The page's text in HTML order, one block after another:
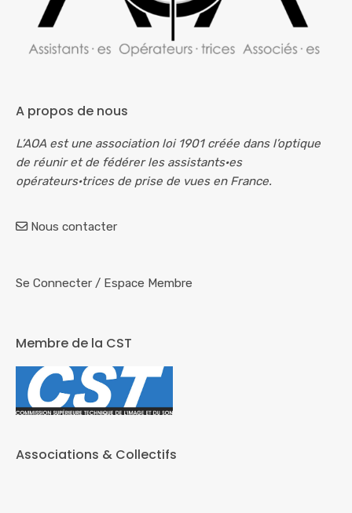
A propos de nous
L’AOA est une association loi 1901 créée dans l’optique
de réunir et de fédérer les assistants·es
opérateurs·trices de prise de vues en France.
Nous contacter
Se Connecter / Espace Membre
Membre de la CST
Associations & Collectifs